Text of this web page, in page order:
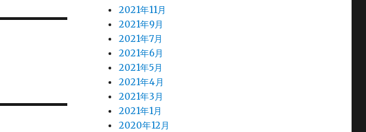
2021年11月
2021年9月
2021年7月
2021年6月
2021年5月
2021年4月
2021年3月
2021年1月
2020年12月